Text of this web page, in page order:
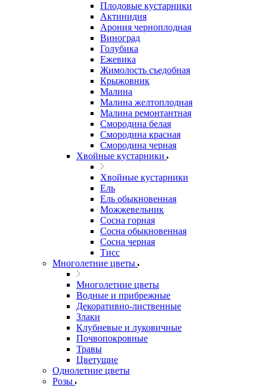
Плодовые кустарники
Актинидия
Арония черноплодная
Виноград
Голубика
Ежевика
Жимолость съедобная
Крыжовник
Малина
Малина желтоплодная
Малина ремонтантная
Смородина белая
Смородина красная
Смородина черная
Хвойные кустарники
Хвойные кустарники
Ель
Ель обыкновенная
Можжевельник
Сосна горная
Сосна обыкновенная
Сосна черная
Тисс
Многолетние цветы
Многолетние цветы
Водные и прибрежные
Декоративно-лиственные
Злаки
Клубневые и луковичные
Почвопокровные
Травы
Цветущие
Однолетние цветы
Розы